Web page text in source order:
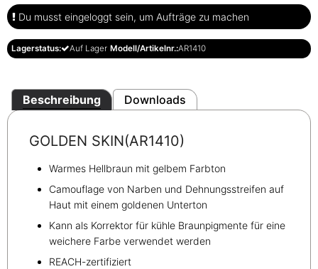
Du musst eingeloggt sein, um Aufträge zu machen
Lagerstatus: Auf Lager Modell/Artikelnr.:AR1410
Beschreibung Downloads
GOLDEN SKIN(AR1410)
Warmes Hellbraun mit gelbem Farbton
Camouflage von Narben und Dehnungsstreifen auf
Haut mit einem goldenen Unterton
Kann als Korrektor für kühle Braunpigmente für eine
weichere Farbe verwendet werden
REACH-zertifiziert